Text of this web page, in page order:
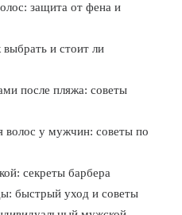
защита от фена и
и стоит ли
после пляжа: советы
волос у мужчин: советы по
секреты барбера
быстрый уход и советы